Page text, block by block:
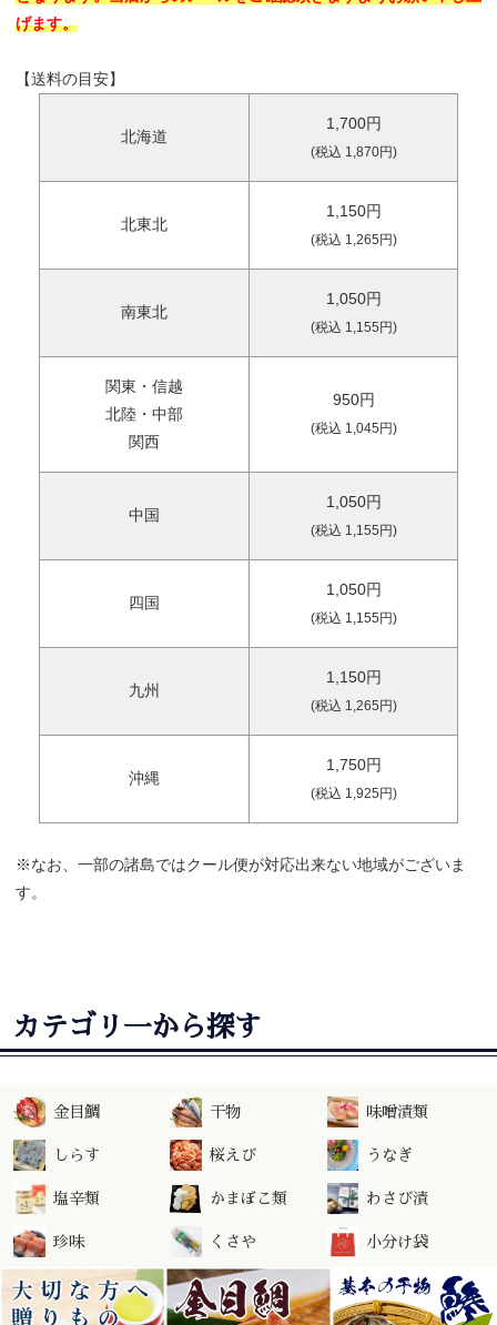
げます。
【送料の目安】
北海道
1,700円
(税込 1,870円)
北東北
1,150円
(税込 1,265円)
南東北
1,050円
(税込 1,155円)
関東・信越
北陸・中部
関西
950円
(税込 1,045円)
中国
1,050円
(税込 1,155円)
四国
1,050円
(税込 1,155円)
九州
1,150円
(税込 1,265円)
沖縄
1,750円
(税込 1,925円)
※なお、一部の諸島ではクール便が対応出来ない地域がございま
す。
カテゴリ一から探す
金目鯛 干物 味噌漬類
しらす 桜えび うなぎ
塩辛類 かまぼこ類 わさび漬
珍味 くさや 小分け袋